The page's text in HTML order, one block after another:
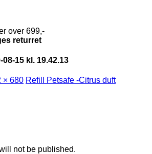
over 699,-
returret
15 kl. 19.42.13
× 680 Refill Petsafe -Citrus duft
not be published.